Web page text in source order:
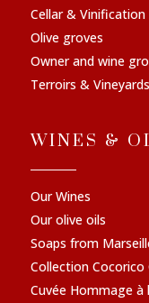
Cellar & Vinification
Olive groves
Owner and wine
Terroirs & Vineyards
WINES &
Our Wines
Our olive oils
Soaps from
Collection Cocorico
Cuvée Hommage à